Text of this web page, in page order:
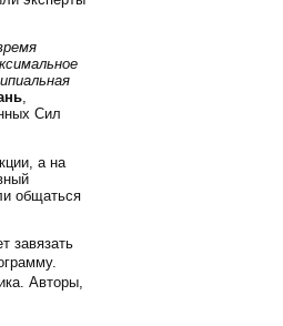
,
Сил
а на
общаться
завязать
Авторы,